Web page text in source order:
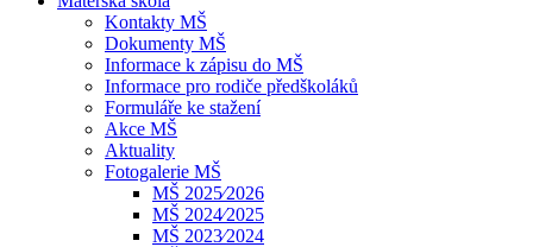
Kontakty MŠ
Dokumenty MŠ
Informace k zápisu do MŠ
Informace pro rodiče předškoláků
Formuláře ke stažení
Akce MŠ
Aktuality
Fotogalerie MŠ
MŠ 2025⁄2026
MŠ 2024⁄2025
MŠ 2023⁄2024